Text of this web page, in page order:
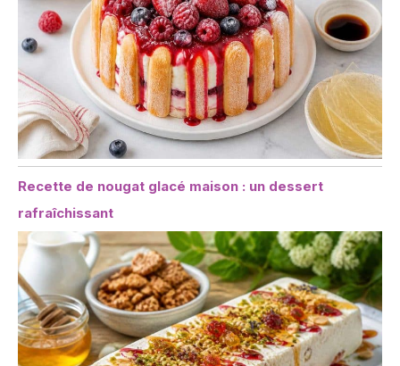
Recette de nougat glacé maison : un dessert
rafraîchissant